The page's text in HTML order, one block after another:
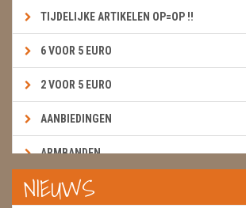
TIJDELIJKE ARTIKELEN OP=OP !!
6 VOOR 5 EURO
2 VOOR 5 EURO
AANBIEDINGEN
ARMBANDEN
BOEKEN & KAARTEN E.A.R.T.H.
NIEUWS